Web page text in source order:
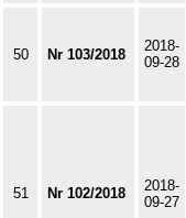
50 Nr 103/2018
2018-
09-28
51 Nr 102/2018
2018-
09-27